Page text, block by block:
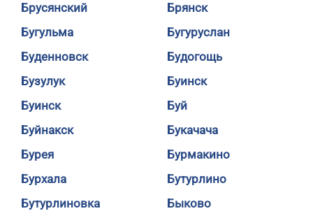
Брусянский
Брянск
Бугульма
Бугуруслан
Буденновск
Будогощь
Бузулук
Буинск
Буинск
Буй
Буйнакск
Букачача
Бурея
Бурмакино
Бурхала
Бутурлино
Бутурлиновка
Быково